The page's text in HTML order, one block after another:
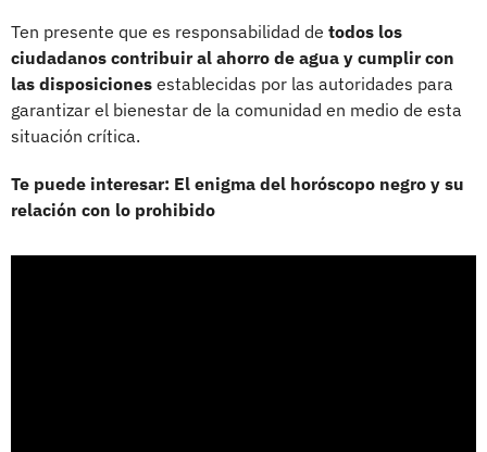
Ten presente que es responsabilidad de todos los
ciudadanos contribuir al ahorro de agua y cumplir con
las disposiciones establecidas por las autoridades para
garantizar el bienestar de la comunidad en medio de esta
situación crítica.
Te puede interesar: El enigma del horóscopo negro y su
relación con lo prohibido